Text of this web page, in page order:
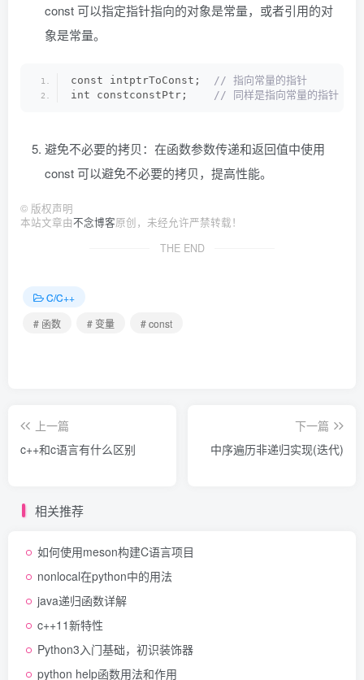
const 可以指定指针指向的对象是常量，或者引用的对
象是常量。
const intptrToConst;
// 指向常量的指针
int constconstPtr;
// 同样是指向常量的指针
避免不必要的拷贝：在函数参数传递和返回值中使用
const 可以避免不必要的拷贝，提高性能。
© 版权声明
本站文章由不念博客原创，未经允许严禁转载！
THE END
C/C++
# 函数
# 变量 # const
上一篇
c++和c语言有什么区别
下一篇
中序遍历非递归实现(迭代)
相关推荐
如何使用meson构建C语言项目
nonlocal在python中的用法
java递归函数详解
c++11新特性
Python3入门基础，初识装饰器
python help函数用法和作用